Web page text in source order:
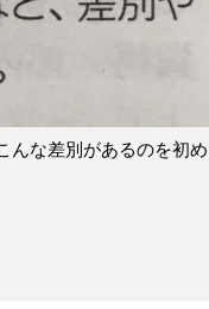
んな差別があるのを初め